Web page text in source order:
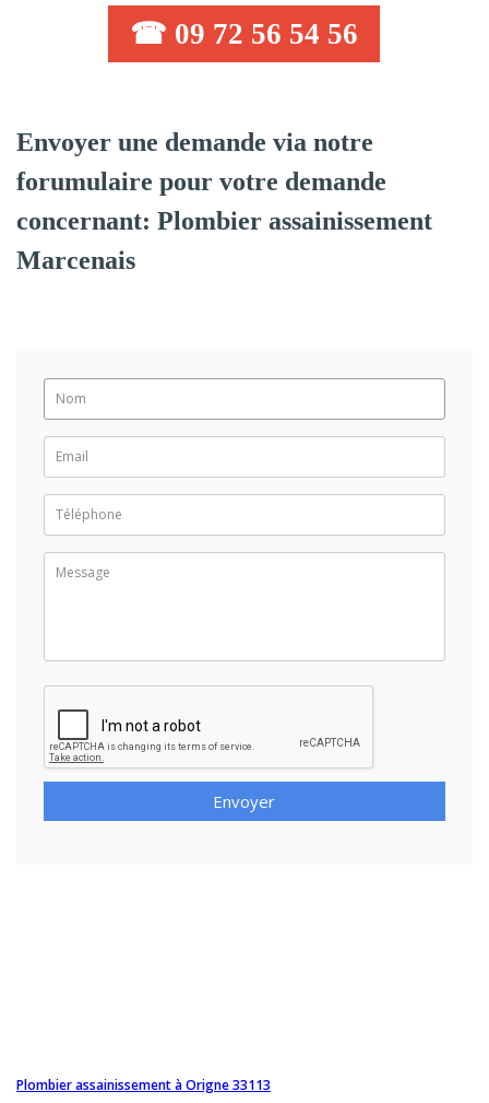
☎ 09 72 56 54 56
Envoyer une demande via notre
forumulaire pour votre demande
concernant: Plombier assainissement
Marcenais
Envoyer
Plombier assainissement à Origne 33113